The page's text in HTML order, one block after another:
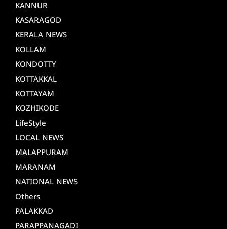
KANNUR
KASARAGOD
KERALA NEWS
KOLLAM
KONDOTTY
KOTTAKKAL
KOTTAYAM
KOZHIKODE
LifeStyle
LOCAL NEWS
MALAPPURAM
MARANAM
NATIONAL NEWS
Others
PALAKKAD
PARAPPANAGADI